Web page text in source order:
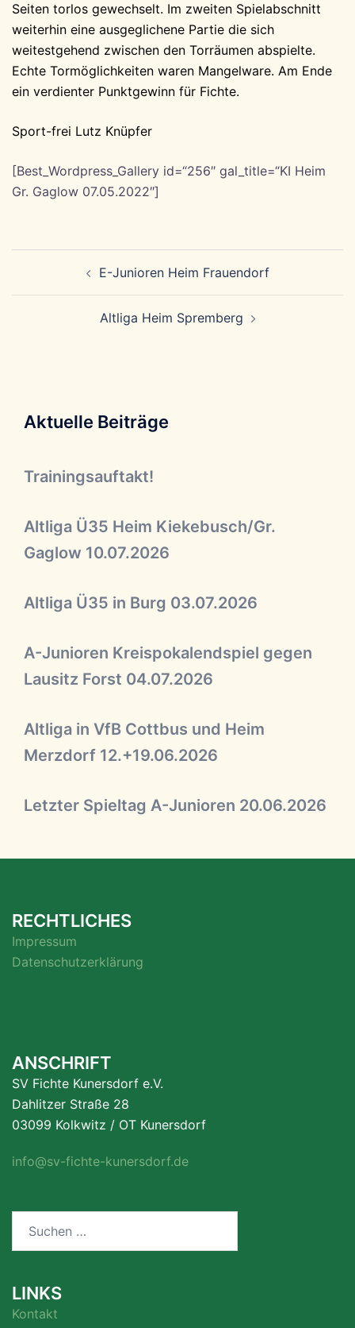
Seiten torlos gewechselt. Im zweiten Spielabschnitt
weiterhin eine ausgeglichene Partie die sich
weitestgehend zwischen den Torräumen abspielte.
Echte Tormöglichkeiten waren Mangelware. Am Ende
ein verdienter Punktgewinn für Fichte.
Sport-frei Lutz Knüpfer
[Best_Wordpress_Gallery id=“256″ gal_title=“KI Heim
Gr. Gaglow 07.05.2022″]
E-Junioren Heim Frauendorf
Altliga Heim Spremberg
Aktuelle Beiträge
Trainingsauftakt!
Altliga Ü35 Heim Kiekebusch/Gr.
Gaglow 10.07.2026
Altliga Ü35 in Burg 03.07.2026
A-Junioren Kreispokalendspiel gegen
Lausitz Forst 04.07.2026
Altliga in VfB Cottbus und Heim
Merzdorf 12.+19.06.2026
Letzter Spieltag A-Junioren 20.06.2026
RECHTLICHES
Impressum
Datenschutzerklärung
ANSCHRIFT
SV Fichte Kunersdorf e.V.
Dahlitzer Straße 28
03099 Kolkwitz / OT Kunersdorf
info@sv-fichte-kunersdorf.de
LINKS
Kontakt